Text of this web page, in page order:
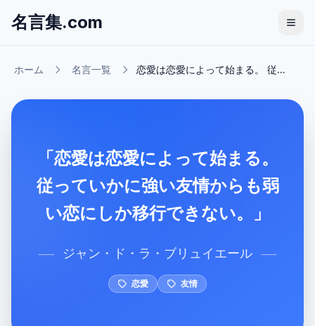
名言集.com
ホーム 名言一覧 恋愛は恋愛によって始まる。 従...
「恋愛は恋愛によって始まる。
従っていかに強い友情からも弱
い恋にしか移行できない。」
── ジャン・ド・ラ・ブリュイエール ──
恋愛 友情